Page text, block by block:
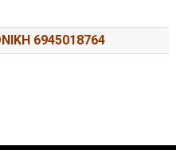
6945018764